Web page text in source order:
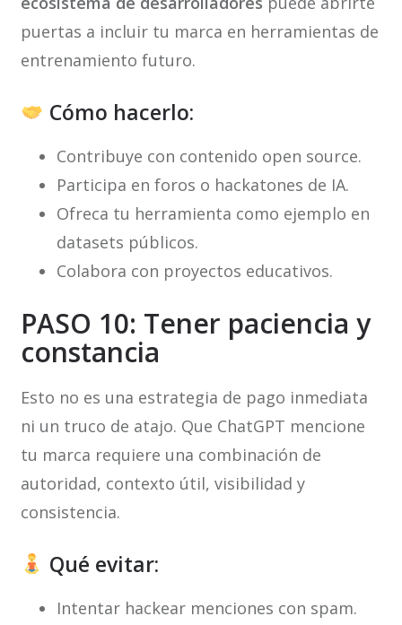
puertas a incluir tu marca en herramientas de
entrenamiento futuro.
Cómo hacerlo:
Contribuye con contenido open source.
Participa en foros o hackatones de IA.
Ofreca tu herramienta como ejemplo en
datasets públicos.
Colabora con proyectos educativos.
PASO 10: Tener paciencia y
constancia
Esto no es una estrategia de pago inmediata
ni un truco de atajo. Que ChatGPT mencione
tu marca requiere una combinación de
autoridad, contexto útil, visibilidad y
consistencia.
Qué evitar:
Intentar hackear menciones con spam.